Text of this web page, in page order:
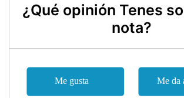
¿Qué opinión Tenes
nota?